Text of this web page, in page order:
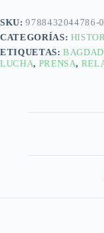
SKU:9788432044786-
CATEGORÍAS:
ETIQUETAS:BAGDAD
LUCHA, PRENSA,